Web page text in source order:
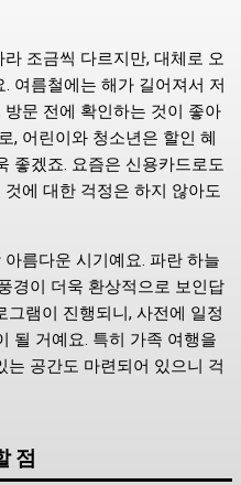
조금씩 다르지만, 대체로 오
여름철에는 해가 길어져서 저
문 전에 확인하는 것이 좋아
, 어린이와 청소년은 할인 혜
좋겠죠. 요즘은 신용카드로도
에 대한 걱정은 하지 않아도
름다운 시기예요. 파란 하늘
경이 더욱 환상적으로 보인답
램이 진행되니, 사전에 일정
될 거예요. 특히 가족 여행을
는 공간도 마련되어 있으니 걱
점